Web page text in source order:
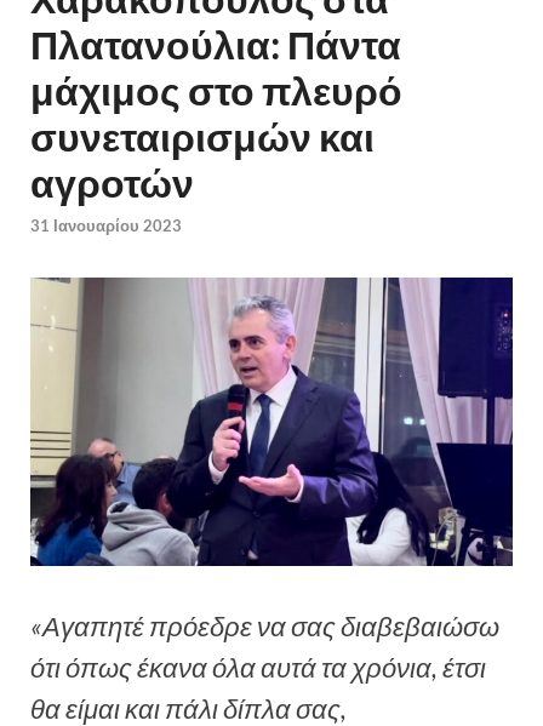
Πλατανούλια: Πάντα
μάχιμος στο πλευρό
συνεταιρισμών και
αγροτών
31 Ιανουαρίου 2023
«Αγαπητέ πρόεδρε να σας διαβεβαιώσω
ότι όπως έκανα όλα αυτά τα χρόνια, έτσι
θα είμαι και πάλι δίπλα σας,